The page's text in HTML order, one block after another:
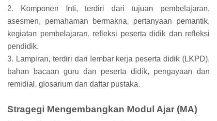
2. Komponen Inti, terdiri dari tujuan pembelajaran,
asesmen, pemahaman bermakna, pertanyaan pemantik,
kegiatan pembelajaran, refleksi peserta didik dan refleksi
pendidik.
3. Lampiran, terdiri dari lembar kerja peserta didik (LKPD),
bahan bacaan guru dan peserta didik, pengayaan dan
remidial, glosarium dan daftar pustaka.
Stragegi Mengembangkan Modul Ajar (MA)